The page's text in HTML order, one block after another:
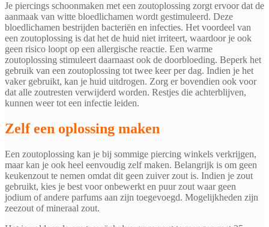
Je piercings schoonmaken met een zoutoplossing zorgt ervoor dat de
aanmaak van witte bloedlichamen wordt gestimuleerd. Deze
bloedlichamen bestrijden bacteriën en infecties. Het voordeel van
een zoutoplossing is dat het de huid niet irriteert, waardoor je ook
geen risico loopt op een allergische reactie. Een warme
zoutoplossing stimuleert daarnaast ook de doorbloeding. Beperk het
gebruik van een zoutoplossing tot twee keer per dag. Indien je het
vaker gebruikt, kan je huid uitdrogen. Zorg er bovendien ook voor
dat alle zoutresten verwijderd worden. Restjes die achterblijven,
kunnen weer tot een infectie leiden.
Zelf een oplossing maken
Een zoutoplossing kan je bij sommige piercing winkels verkrijgen,
maar kan je ook heel eenvoudig zelf maken. Belangrijk is om geen
keukenzout te nemen omdat dit geen zuiver zout is. Indien je zout
gebruikt, kies je best voor onbewerkt en puur zout waar geen
jodium of andere parfums aan zijn toegevoegd. Mogelijkheden zijn
zeezout of mineraal zout.